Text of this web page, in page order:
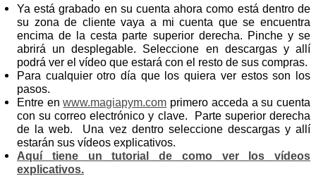
Ya está grabado en su cuenta ahora como está dentro de
su zona de cliente vaya a mi cuenta que se encuentra
encima de la cesta parte superior derecha. Pinche y se
abrirá un desplegable. Seleccione en descargas y allí
podrá ver el vídeo que estará con el resto de sus compras.
Para cualquier otro día que los quiera ver estos son los
pasos.
Entre enwww.magiapym.com primero acceda a su cuenta
con su correo electrónico y clave. Parte superior derecha
de la web. Una vez dentro seleccione descargas y allí
estarán sus vídeos explicativos.
Aquí tiene un tutorial de como ver los vídeos
explicativos.